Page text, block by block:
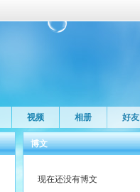
视频 相册 好友
博文
现在还没有博文